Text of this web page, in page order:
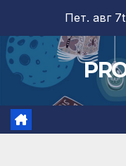
content
Пет. авг